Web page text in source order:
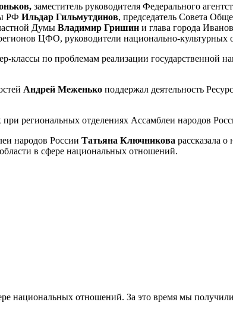
заместитель руководителя Федерального
РФ Ильдар Гильмутдинов, председатель Совета
Думы Владимир Гришин и глава города
ЦФО, руководители национально-культурных
классы по проблемам реализации государственной
Андрей Меженько поддержал деятельность
региональных отделениях Ассамблеи народов
народов России Татьяна Ключникова рассказала
в сфере национальных отношений.
национальных отношений. За это время мы